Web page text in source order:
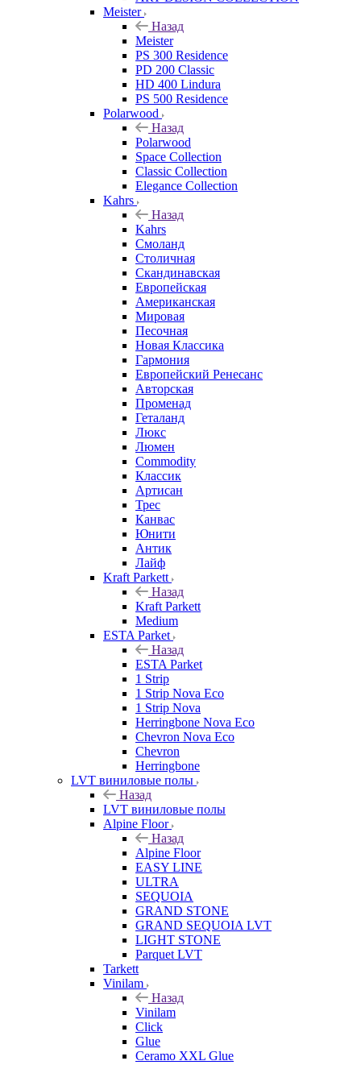
Meister
Назад
Meister
PS 300 Residence
PD 200 Classic
HD 400 Lindura
PS 500 Residence
Polarwood
Назад
Polarwood
Space Collection
Classic Collection
Elegance Collection
Kahrs
Назад
Kahrs
Смоланд
Столичная
Скандинавская
Европейская
Американская
Мировая
Песочная
Новая Классика
Гармония
Европейский Ренесанс
Авторская
Променад
Геталанд
Люкс
Люмен
Commodity
Классик
Артисан
Трес
Канвас
Юнити
Антик
Лайф
Kraft Parkett
Назад
Kraft Parkett
Medium
ESTA Parket
Назад
ESTA Parket
1 Strip
1 Strip Nova Eco
1 Strip Nova
Herringbone Nova Eco
Chevron Nova Eco
Chevron
Herringbone
LVT виниловые полы
Назад
LVT виниловые полы
Alpine Floor
Назад
Alpine Floor
EASY LINE
ULTRA
SEQUOIA
GRAND STONE
GRAND SEQUOIA LVT
LIGHT STONE
Parquet LVT
Tarkett
Vinilam
Назад
Vinilam
Click
Glue
Ceramo XXL Glue